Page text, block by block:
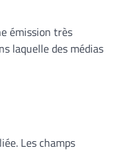
émission très
laquelle des médias
Les champs